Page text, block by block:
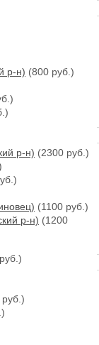
р-н) (800 руб.)
р-н) (2300 руб.)
(1100 руб.)
р-н) (1200